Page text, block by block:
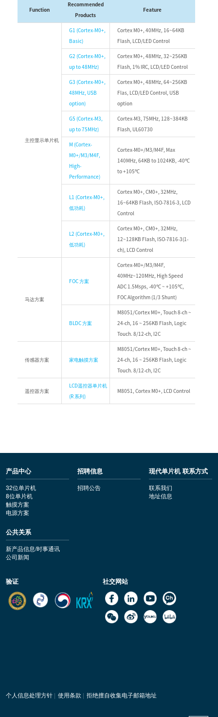
Function
Recommended
Products
Feature
主控显示单片机
G1 (Cortex-M0+,
Basic)
Cortex M0+, 40MHz, 16~64KB
Flash, LCD/LED Control
G2 (Cortex-M0+,
up to 48MHz)
Cortex M0+, 48MHz, 32~256KB
Flash, 1% IRC, LCD/LED Control
G3 (Cortex-M0+,
48MHz, USB
option)
Cortex M0+, 48MHz, 64~256KB
Flas, LCD/LED Control, USB
option
G5 (Cortex-M3,
up to 75MHz)
Cortex-M3, 75MHz, 128~384KB
Flash, UL60730
M (Cortex-
M0+/M3/M4F,
High-
Performance)
Cortex-M0+/M3/M4F, Max
140MHz, 64KB to 1024KB, -40℃
to +105℃
L1 (Cortex-M0+,
低功耗)
Cortex M0+, CM0+, 32MHz,
16~64KB Flash, ISO-7816-3, LCD
Control
L2 (Cortex-M0+,
低功耗)
Cortex M0+, CM0+, 32MHz,
12~128KB Flash, ISO-7816-3(1-
ch), LCD Control
马达方案
FOC 方案
Cortex-M0+/M3/M4F,
40MHz~120MHz, High Speed
ADC 1.5Msps, -40℃ ~ +105℃,
FOC Algorithm (1/3 Shunt)
BLDC 方案
M8051/Cortex M0+, Touch 8-ch ~
24-ch, 16 ~ 256KB Flash, Logic
Touch. 8/12-ch, I2C
传感器方案 家电触摸方案
M8051/Cortex M0+, Touch 8-ch ~
24-ch, 16 ~ 256KB Flash, Logic
Touch. 8/12-ch, I2C
遥控器方案
LCD遥控器单片机
(R 系列)
M8051, Cortex M0+, LCD Control
产品中心
32位单片机
8位单片机
触摸方案
电源方案
招聘信息
招聘公告
现代单片机 联系方式
联系我们
地址信息
公共关系
新产品信息/时事通讯
公司新闻
验证 社交网站
个人信息处理方针| 使用条款 | 拒绝擅自收集电子邮箱地址